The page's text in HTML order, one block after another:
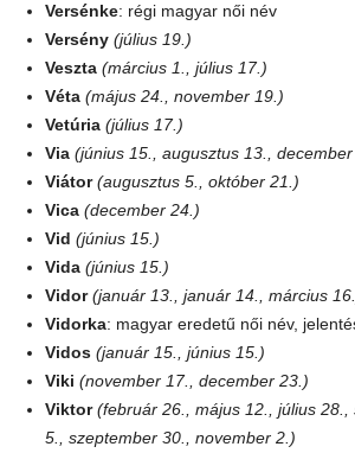
Versénke: régi magyar női név
Versény (július 19.)
Veszta (március 1., július 17.)
Véta (május 24., november 19.)
Vetúria (július 17.)
Via (június 15., augusztus 13.,
Viátor (augusztus 5., október 21.)
Vica (december 24.)
Vid (június 15.)
Vida (június 15.)
Vidor (január 13., január 14., március
Vidorka: magyar eredetű női név,
Vidos (január 15., június 15.)
Viki (november 17., december 23.)
Viktor (február 26., május 12., július 28.,
5., szeptember 30., november 2.)